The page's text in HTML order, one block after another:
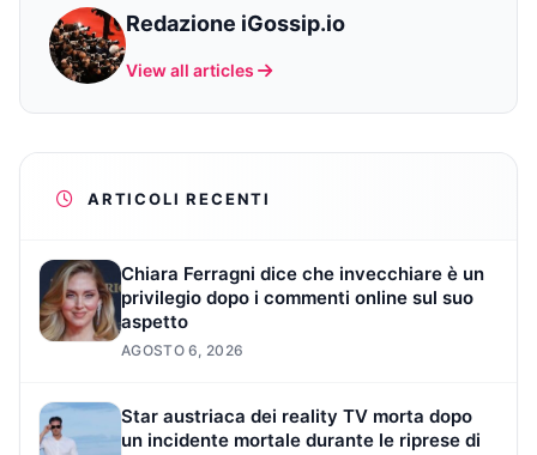
Redazione iGossip.io
View all articles
ARTICOLI RECENTI
Chiara Ferragni dice che invecchiare è un
privilegio dopo i commenti online sul suo
aspetto
AGOSTO 6, 2026
Star austriaca dei reality TV morta dopo
un incidente mortale durante le riprese di